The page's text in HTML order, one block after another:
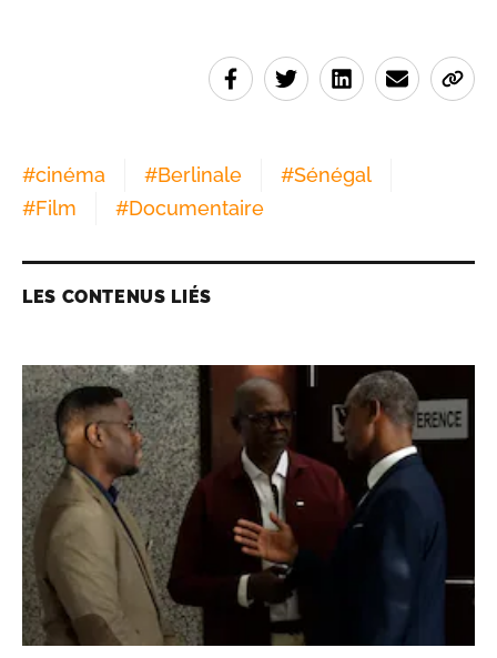
#cinéma #Berlinale #Sénégal
#Film #Documentaire
LES CONTENUS LIÉS